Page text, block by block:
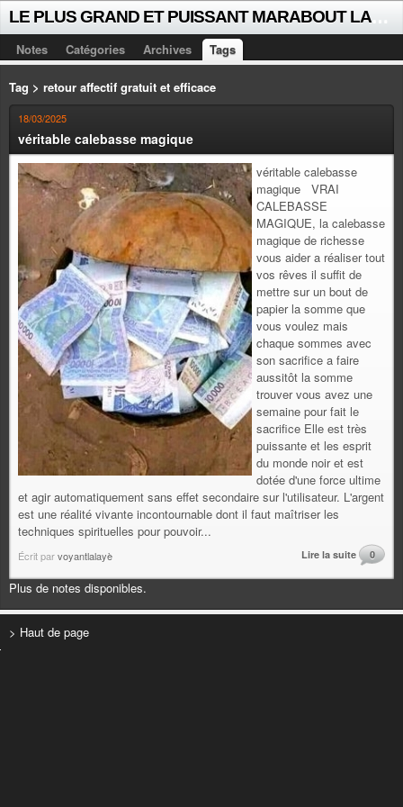
L
E PLUS GRAND ET PUISSANT MARABOUT LALAYE SORCIER VOYANT CELEBRE D'AFRIQUE INTERNATIONAL +229 +229 51021018
Notes Catégories Archives Tags
Tag > retour affectif gratuit et efficace
18/03/2025
véritable calebasse magique
véritable calebasse
magique VRAI
CALEBASSE
MAGIQUE, la calebasse
magique de richesse
vous aider a réaliser tout
vos rêves il suffit de
mettre sur un bout de
papier la somme que
vous voulez mais
chaque sommes avec
son sacrifice a faire
aussitôt la somme
trouver vous avez une
semaine pour fait le
sacrifice Elle est très
puissante et les esprit
du monde noir et est
dotée d'une force ultime
et agir automatiquement sans effet secondaire sur l'utilisateur. L'argent
est une réalité vivante incontournable dont il faut maîtriser les
techniques spirituelles pour pouvoir...
Écrit parvoyantlalayè Lire la suite 0
Plus de notes disponibles.
> Haut de page